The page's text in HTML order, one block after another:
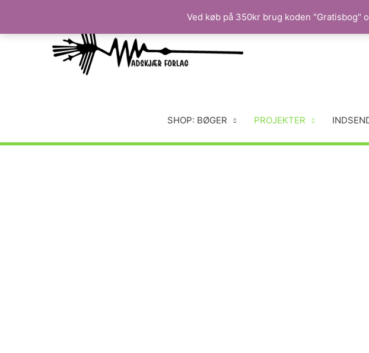
Ved køb på 350kr brug koden "Gratisbog"
SHOP: BØGER PROJEKTER